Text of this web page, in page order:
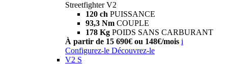
Streetfighter V2
120 ch PUISSANCE
93,3 Nm COUPLE
178 Kg POIDS SANS CARBURANT
À partir de 15 690€ ou 148€/mois i
Configurez-le Découvrez-le
V2 S